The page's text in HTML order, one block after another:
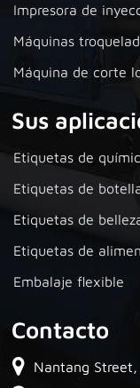
Impresora de
Máquinas
Máquina de corte
Sus
Etiquetas de
Etiquetas de
Etiquetas de
Etiquetas de
Embalaje flexible
Contacto
Nantang